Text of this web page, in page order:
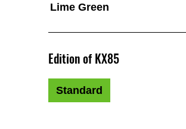
Lime Green
Edition of KX85
Standard